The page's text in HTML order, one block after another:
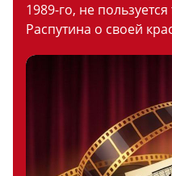
1989-го, не
Распутина о своей